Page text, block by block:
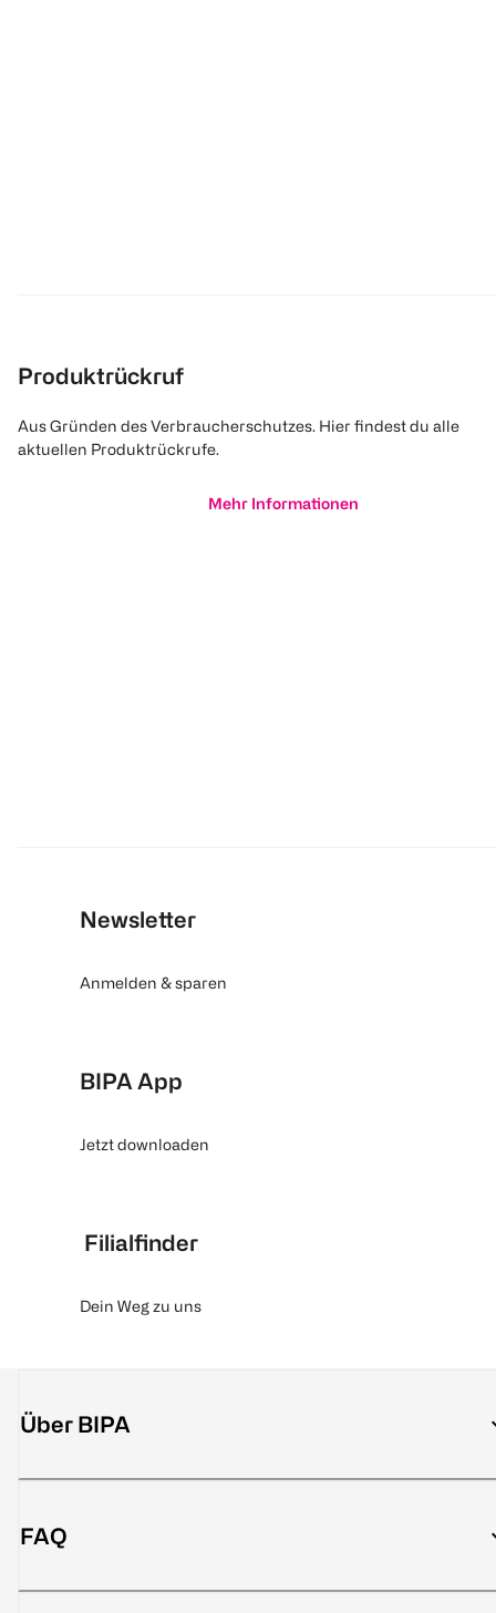
Produktrückruf
Aus Gründen des Verbraucherschutzes. Hier findest du alle
aktuellen Produktrückrufe.
Mehr Informationen
Newsletter
Anmelden & sparen
BIPA App
Jetzt downloaden
Filialfinder
Dein Weg zu uns
Über BIPA
FAQ